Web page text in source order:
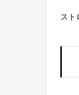
ス